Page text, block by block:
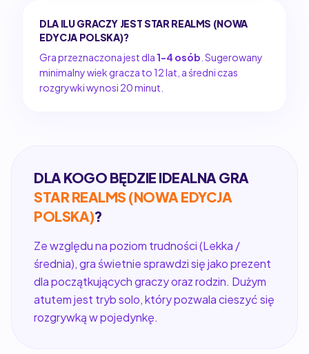
DLA ILU GRACZY JEST STAR REALMS (NOWA
EDYCJA POLSKA)?
Gra przeznaczona jest dla 1-4 osób . Sugerowany
minimalny wiek gracza to 12 lat, a średni czas
rozgrywki wynosi 20 minut.
DLA KOGO BĘDZIE IDEALNA GRA
STAR REALMS (NOWA EDYCJA
POLSKA)?
Ze względu na poziom trudności (Lekka /
średnia), gra świetnie sprawdzi się jako prezent
dla początkujących graczy oraz rodzin. Dużym
atutem jest tryb solo, który pozwala cieszyć się
rozgrywką w pojedynkę.